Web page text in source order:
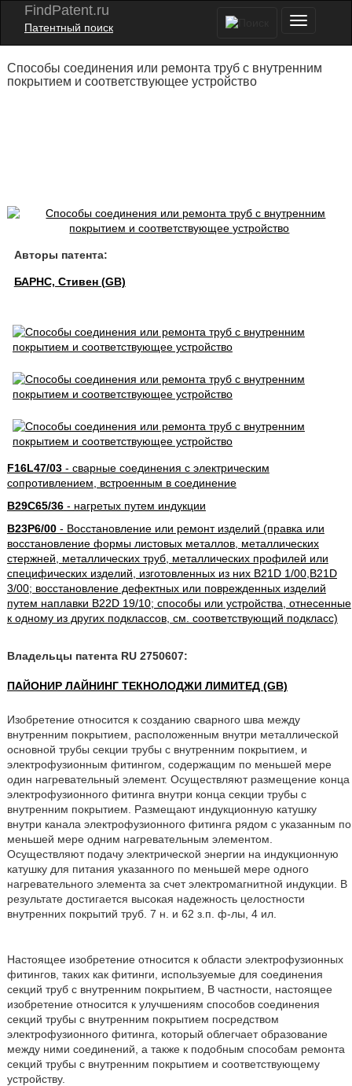
FindPatent.ru
Патентный поиск
Способы соединения или ремонта труб с внутренним
покрытием и соответствующее устройство
Авторы патента:
БАРНС, Стивен (GB)
F16L47/03- сварные соединения с электрическим
сопротивлением, встроенным в соединение
B29C65/36- нагретых путем индукции
B23P6/00- Восстановление или ремонт изделий (правка или
восстановление формы листовых металлов, металлических
стержней, металлических труб, металлических профилей или
специфических изделий, изготовленных из них B21D 1/00,B21D
3/00; восстановление дефектных или поврежденных изделий
путем наплавки B22D 19/10; способы или устройства, отнесенные
к одному из других подклассов, см. соответствующий подкласс)
Владельцы патента RU 2750607:
ПАЙОНИР ЛАЙНИНГ ТЕКНОЛОДЖИ ЛИМИТЕД (GB)
Изобретение относится к созданию сварного шва между
внутренним покрытием, расположенным внутри металлической
основной трубы секции трубы с внутренним покрытием, и
электрофузионным фитингом, содержащим по меньшей мере
один нагревательный элемент. Осуществляют размещение конца
электрофузионного фитинга внутри конца секции трубы с
внутренним покрытием. Размещают индукционную катушку
внутри канала электрофузионного фитинга рядом с указанным по
меньшей мере одним нагревательным элементом.
Осуществляют подачу электрической энергии на индукционную
катушку для питания указанного по меньшей мере одного
нагревательного элемента за счет электромагнитной индукции. В
результате достигается высокая надежность целостности
внутренних покрытий труб. 7 н. и 62 з.п. ф-лы, 4 ил.
Настоящее изобретение относится к области электрофузионных
фитингов, таких как фитинги, используемые для соединения
секций труб с внутренним покрытием, В частности, настоящее
изобретение относится к улучшениям способов соединения
секций трубы с внутренним покрытием посредством
электрофузионного фитинга, который облегчает образование
между ними соединений, а также к подобным способам ремонта
секций трубы с внутренним покрытием и соответствующему
устройству.